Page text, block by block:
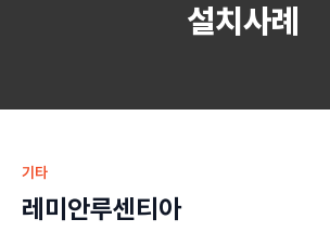
설치사례
기타
레미안루센티아